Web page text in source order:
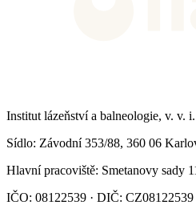
Institut lázeňství a balneologie, v. v. i.
Sídlo: Závodní 353/88, 360 06
Hlavní pracoviště: Smetanovy sady
IČO: 08122539 · DIČ: CZ08122539